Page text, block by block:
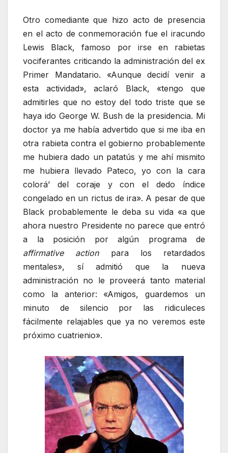
Otro comediante que hizo acto de presencia
en el acto de conmemoración fue el iracundo
Lewis Black, famoso por irse en rabietas
vociferantes criticando la administración del ex
Primer Mandatario. «Aunque decidí venir a
esta actividad», aclaró Black, «tengo que
admitirles que no estoy del todo triste que se
haya ido George W. Bush de la presidencia. Mi
doctor ya me había advertido que si me iba en
otra rabieta contra el gobierno probablemente
me hubiera dado un patatús y me ahí mismito
me hubiera llevado Pateco, yo con la cara
colorá’ del coraje y con el dedo índice
congelado en un rictus de ira». A pesar de que
Black probablemente le deba su vida «a que
ahora nuestro Presidente no parece que entró
a la posición por algún programa de
affirmative actionpara los retardados
mentales», sí admitió que la nueva
administración no le proveerá tanto material
como la anterior: «Amigos, guardemos un
minuto de silencio por las ridiculeces
fácilmente relajables que ya no veremos este
próximo cuatrienio».